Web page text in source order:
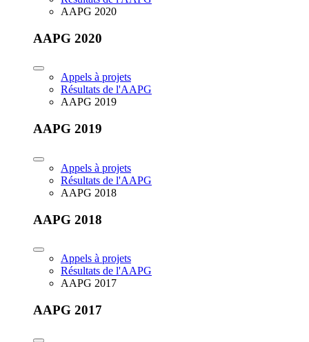
AAPG 2020
AAPG 2020
Appels à projets
Résultats de l'AAPG
AAPG 2019
AAPG 2019
Appels à projets
Résultats de l'AAPG
AAPG 2018
AAPG 2018
Appels à projets
Résultats de l'AAPG
AAPG 2017
AAPG 2017